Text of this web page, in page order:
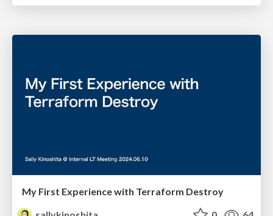
My First Experience with Terraform Destroy